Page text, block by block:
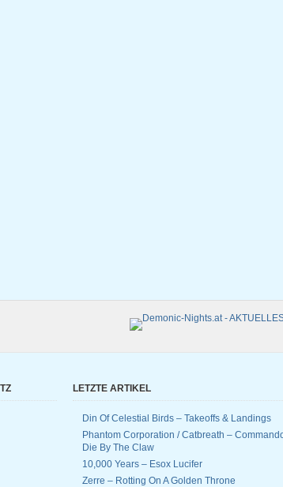
LETZTE ARTIKEL
Din Of Celestial Birds – Takeoffs & Landings
Phantom Corporation / Catbreath –
Die By The Claw
10,000 Years – Esox Lucifer
Zerre – Rotting On A Golden Throne